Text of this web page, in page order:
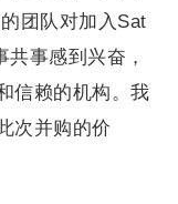
团队对加入Sat
事感到兴奋，
信赖的机构。我
次并购的价